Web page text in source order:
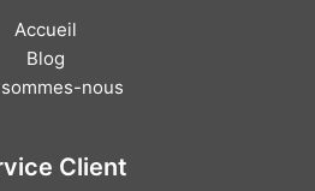
Accueil
Blog
nous
Client